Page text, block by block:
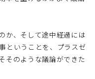
か、そして途中経過には
ということを、プラスゼ
そのような議論ができた